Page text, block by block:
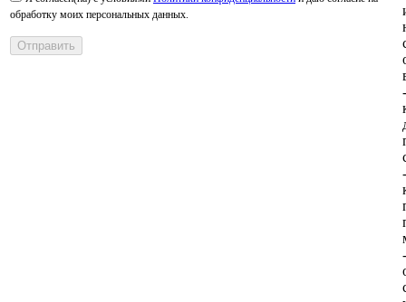
обработку моих персональных данных.